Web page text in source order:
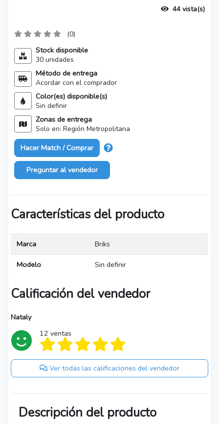
44 vista(s)
(0)
Stock disponible
30 unidades
Método de entrega
Acordar con el comprador
Color(es) disponible(s)
Sin definir
Zonas de entrega
Solo en: Región Metropolitana
Hacer Match / Comprar
Preguntar al vendedor
Características del producto
Marca Briks
Modelo Sin definir
Calificación del vendedor
Nataly
12 ventas
Ver todas las calificaciones del vendedor
Descripción del producto